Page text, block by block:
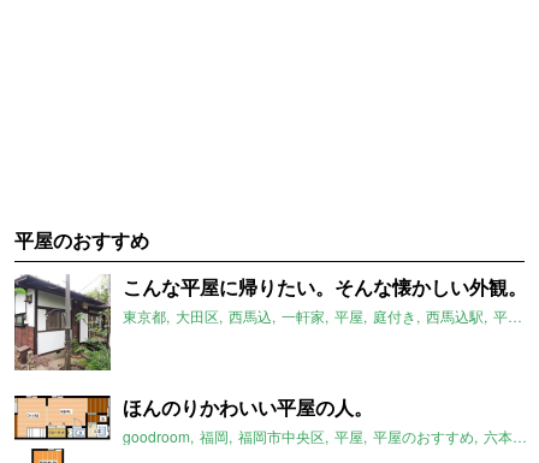
平屋のおすすめ
こんな平屋に帰りたい。そんな懐かしい外観。
東京都 大田区 西馬込 一軒家 平屋 庭付き 西馬込駅 平屋のおすすめ
ほんのりかわいい平屋の人。
goodroom 福岡 福岡市中央区 平屋 平屋のおすすめ 六本松駅